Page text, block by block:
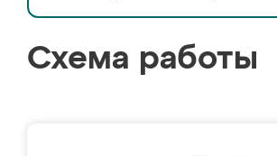
Схема работы